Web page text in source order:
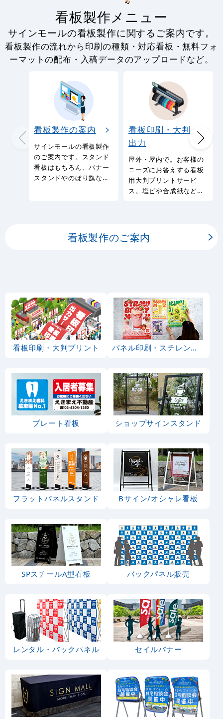
看板製作メニュー
サインモールの看板製作に関するご案内です。
看板製作の流れから印刷の種類・対応看板・無料フォ
ーマットの配布・入稿データのアップロードなど。
看板製作の案内
サインモールの看板製作
のご案内です。スタンド
看板はもちろん、バナー
スタンドやのぼり旗など
看板印刷・大判
出力
屋外・屋内で。お客様の
ニーズにお答えする看板
用大判プリントサービ
ス。塩ビや合成紙など看
看板製作のご案内
看板印刷・大判プリント パネル印刷・スチレンボード
プレート看板 ショップサインスタンド
フラットパネルスタンド Bサイン/オシャレ看板
SPスチールA型看板 バックパネル販売
レンタル・バックパネル セイルバナー